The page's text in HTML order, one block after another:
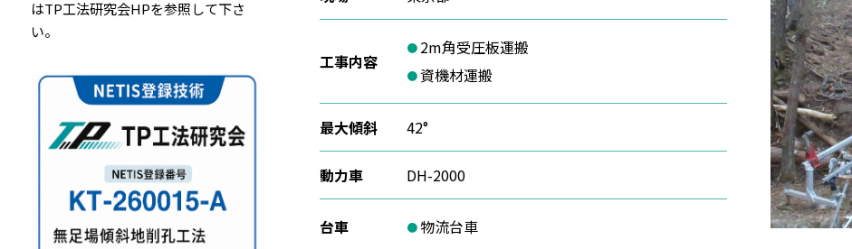
はTP工法研究会HPを参照して下さ
い。
工事内容
2m角受圧板運搬
資機材運搬
最大傾斜 42°
動力車 DH-2000
台車 物流台車